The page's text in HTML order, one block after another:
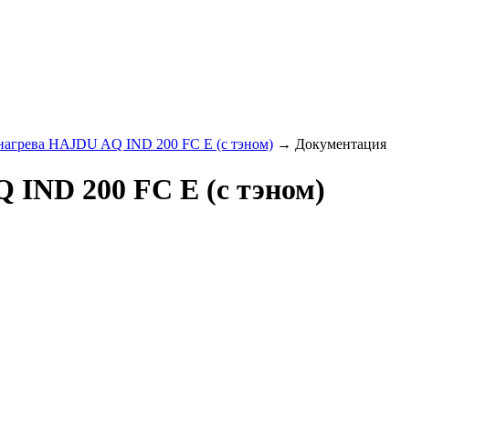
HAJDU AQ IND 200 FC E (c тэном) → Документация
IND 200 FC E (c тэном)